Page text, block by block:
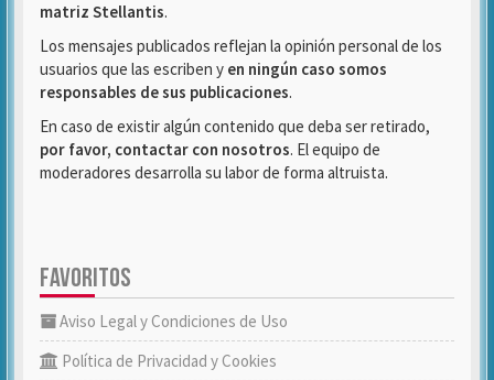
matriz Stellantis.
Los mensajes publicados reflejan la opinión personal de los
usuarios que las escriben y en ningún caso somos
responsables de sus publicaciones.
En caso de existir algún contenido que deba ser retirado,
por favor, contactar con nosotros. El equipo de
moderadores desarrolla su labor de forma altruista.
FAVORITOS
Aviso Legal y Condiciones de Uso
Política de Privacidad y Cookies